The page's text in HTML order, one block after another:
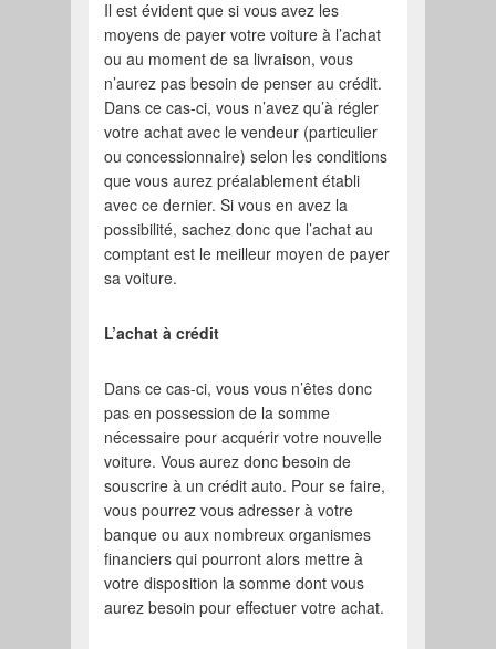
Il est évident que si vous avez les
moyens de payer votre voiture à l’achat
ou au moment de sa livraison, vous
n’aurez pas besoin de penser au crédit.
Dans ce cas-ci, vous n’avez qu’à régler
votre achat avec le vendeur (particulier
ou concessionnaire) selon les conditions
que vous aurez préalablement établi
avec ce dernier. Si vous en avez la
possibilité, sachez donc que l’achat au
comptant est le meilleur moyen de payer
sa voiture.
L’achat à crédit
Dans ce cas-ci, vous vous n’êtes donc
pas en possession de la somme
nécessaire pour acquérir votre nouvelle
voiture. Vous aurez donc besoin de
souscrire à un crédit auto. Pour se faire,
vous pourrez vous adresser à votre
banque ou aux nombreux organismes
financiers qui pourront alors mettre à
votre disposition la somme dont vous
aurez besoin pour effectuer votre achat.